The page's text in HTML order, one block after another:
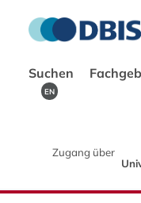
Suchen
EN
Zugang über